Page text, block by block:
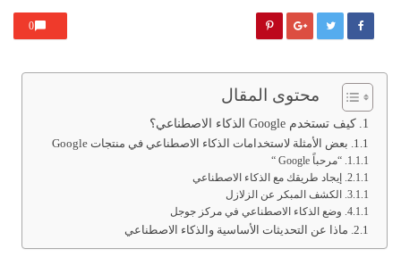
0
محتوى المقال
كيف تستخدم Google الذكاء الاصطناعي؟
بعض الأمثلة لاستخدامات الذكاء الاصطناعي في منتجات Google
“مرحباً Google “
إيجاد طريقك مع الذكاء الاصطناعي
الكشف المبكر عن الزلازل
وضع الذكاء الاصطناعي في مركز جوجل
ماذا عن التحديثات الأساسية والذكاء الاصطناعي